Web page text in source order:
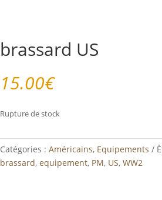
brassard US
15.00€
Rupture de stock
Catégories : Américains, Equipements
brassard, equipement, PM, US, WW2